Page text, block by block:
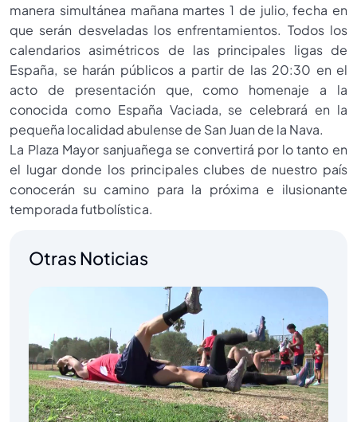
manera simultánea mañana martes 1 de julio, fecha en
que serán desveladas los enfrentamientos. Todos los
calendarios asimétricos de las principales ligas de
España, se harán públicos a partir de las 20:30 en el
acto de presentación que, como homenaje a la
conocida como España Vaciada, se celebrará en la
pequeña localidad abulense de San Juan de la Nava.
La Plaza Mayor sanjuañega se convertirá por lo tanto en
el lugar donde los principales clubes de nuestro país
conocerán su camino para la próxima e ilusionante
temporada futbolística.
Otras Noticias